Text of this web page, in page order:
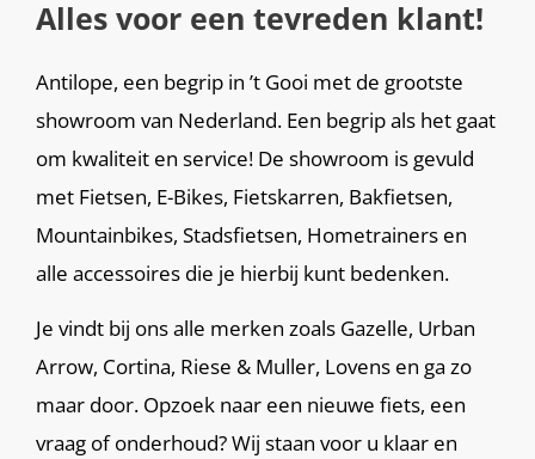
Alles voor een tevreden klant!
Antilope, een begrip in ’t Gooi met de grootste
showroom van Nederland. Een begrip als het gaat
om kwaliteit en service! De showroom is gevuld
met Fietsen, E-Bikes, Fietskarren, Bakfietsen,
Mountainbikes, Stadsfietsen, Hometrainers en
alle accessoires die je hierbij kunt bedenken.
Je vindt bij ons alle merken zoals Gazelle, Urban
Arrow, Cortina, Riese & Muller, Lovens en ga zo
maar door. Opzoek naar een nieuwe fiets, een
vraag of onderhoud? Wij staan voor u klaar en